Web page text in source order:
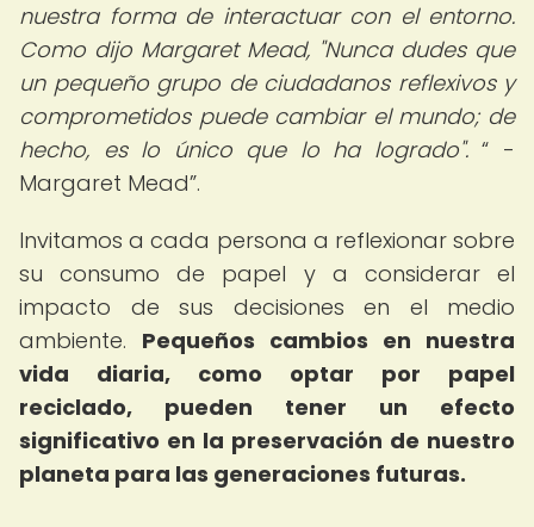
nuestra forma de interactuar con el entorno.
Como dijo Margaret Mead, "Nunca dudes que
un pequeño grupo de ciudadanos reflexivos y
comprometidos puede cambiar el mundo; de
hecho, es lo único que lo ha logrado".
-
Margaret Mead .
Invitamos a cada persona a reflexionar sobre
su consumo de papel y a considerar el
impacto de sus decisiones en el medio
ambiente. Pequeños cambios en nuestra
vida diaria, como optar por papel
reciclado, pueden tener un efecto
significativo en la preservación de nuestro
planeta para las generaciones futuras.